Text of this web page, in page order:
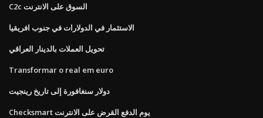
C2c السوق على الانترنت
الاستثمار في الدولارات في جنوب افريقيا
تحويل العملات بالدينار العراقي
Transformar o real em euro
دولار سنغافورة إلى تاريخ رينجيت
Checksmart يوم الدفع القرض على الانترنت